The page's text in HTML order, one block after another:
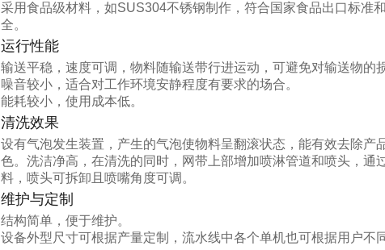
采用食品级材料，如SUS304不锈钢制作，符合国家食品出口标准
全。
运行性能
输送平稳，速度可调，物料随输送带行进运动，可避免对输送物的
噪音较小，适合对工作环境安静程度有要求的场合。
能耗较小，使用成本低。
清洗效果
设有气泡发生装置，产生的气泡使物料呈翻滚状态，能有效去除
色。洗洁净高，在清洗的同时，网带上部增加喷淋管道和喷头，
料，喷头可拆卸且喷嘴角度可调。
维护与定制
结构简单，便于维护。
设备外型尺寸可根据产量定制，流水线中各个单机也可根据用户不